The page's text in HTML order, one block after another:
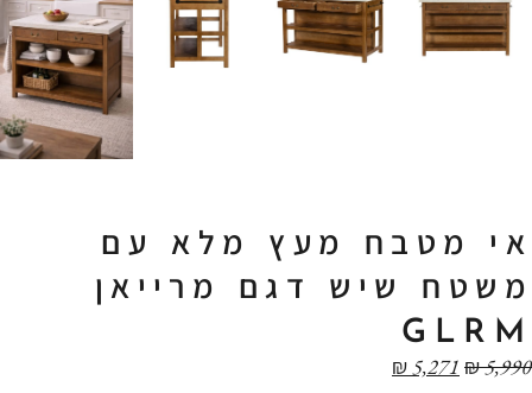
אי מטבח מעץ מלא עם
משטח שיש דגם מרייאן
GLRM
₪5,990
₪5,271